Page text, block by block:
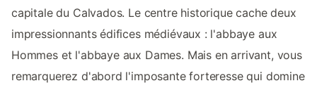
capitale du Calvados. Le centre historique cache deux
impressionnants édifices médiévaux : l'abbaye aux
Hommes et l'abbaye aux Dames. Mais en arrivant, vous
remarquerez d'abord l'imposante forteresse qui domine